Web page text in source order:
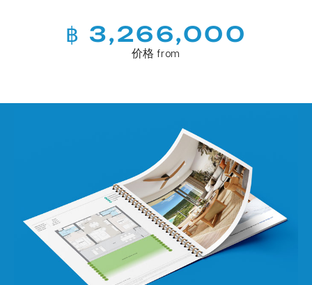
฿ 3,266,000
价格 from